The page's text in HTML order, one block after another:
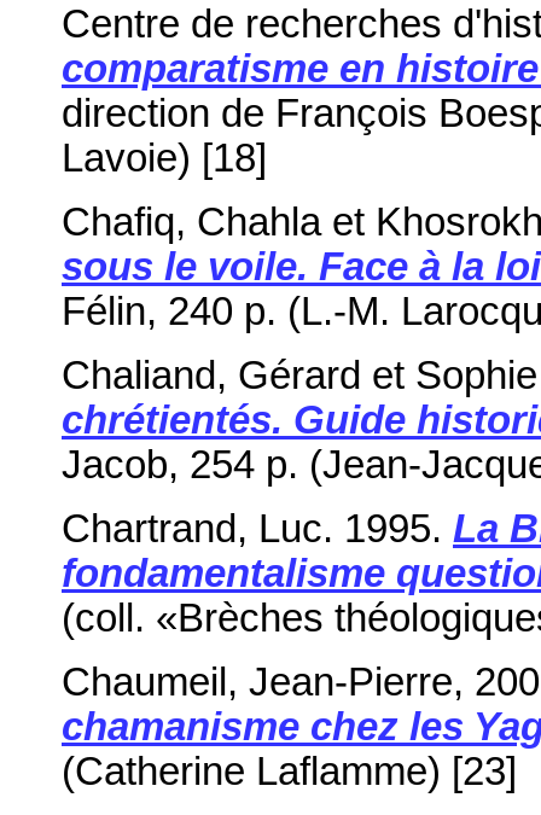
Centre de recherches
comparatisme en
direction de François
Lavoie) [18]
Chafiq, Chahla et
sous le voile. Face à la
Félin, 240 p. (L.-M.
Chaliand, Gérard et
chrétientés. Guide
Jacob, 254 p. (Jean-
Chartrand, Luc. 1995. La
fondamentalisme
(coll. «Brèches
Chaumeil, Jean-Pierre,
chamanisme chez les
(Catherine Laflamme) [23]